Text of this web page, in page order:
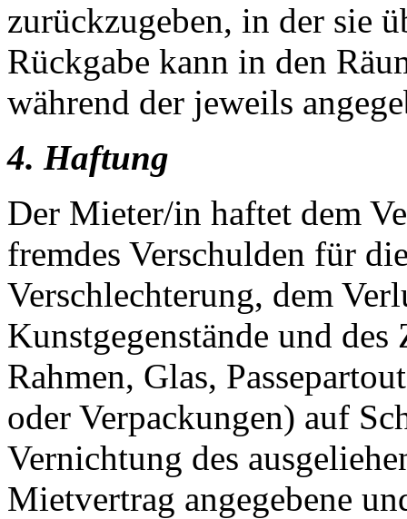
zurückzugeben, in der sie
Rückgabe kann in den
während der jeweils
4. Haftung
Der Mieter/in haftet dem
fremdes Verschulden für
Verschlechterung, dem
Kunstgegenstände und
Rahmen, Glas,
oder Verpackungen) auf
Vernichtung des
Mietvertrag angegebene